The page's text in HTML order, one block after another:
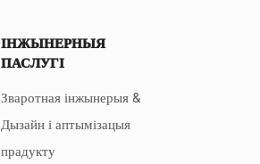
ІНЖЫНЕРНЫЯ
ПАСЛУГІ
Зваротная інжынерыя &
Дызайн і аптымізацыя
прадукту